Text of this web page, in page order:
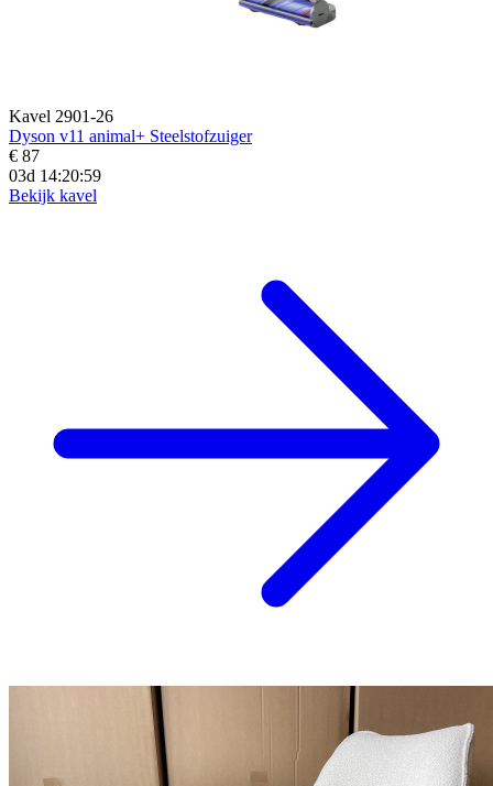
Kavel 2901-26
Dyson v11 animal+ Steelstofzuiger
€ 87
03d 14:20:57
Bekijk kavel